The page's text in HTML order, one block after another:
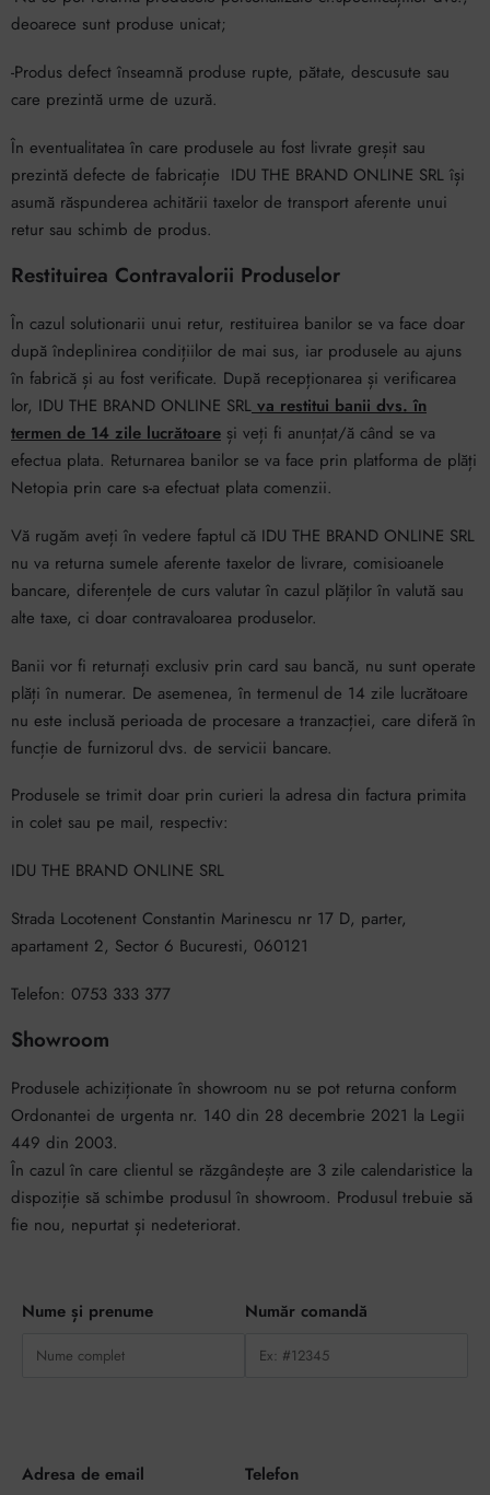
deoarece sunt produse unicat;
-Produs defect înseamnă produse rupte, pătate, descusute sau
care prezintă urme de uzură.
În eventualitatea în care produsele au fost livrate greșit sau
prezintă defecte de fabricație IDU THE BRAND ONLINE SRL își
asumă răspunderea achitării taxelor de transport aferente unui
retur sau schimb de produs.
Restituirea Contravalorii Produselor
În cazul solutionarii unui retur, restituirea banilor se va face doar
după îndeplinirea condițiilor de mai sus, iar produsele au ajuns
în fabrică și au fost verificate. După recepționarea și verificarea
lor, IDU THE BRAND ONLINE SRL va restitui banii dvs. în
termen de 14 zile lucrătoare și veți fi anunțat/ă când se va
efectua plata. Returnarea banilor se va face prin platforma de plăți
Netopia prin care s-a efectuat plata comenzii.
Vă rugăm aveți în vedere faptul că IDU THE BRAND ONLINE SRL
nu va returna sumele aferente taxelor de livrare, comisioanele
bancare, diferențele de curs valutar în cazul plăților în valută sau
alte taxe, ci doar contravaloarea produselor.
Banii vor fi returnați exclusiv prin card sau bancă, nu sunt operate
plăți în numerar. De asemenea, în termenul de 14 zile lucrătoare
nu este inclusă perioada de procesare a tranzacției, care diferă în
funcție de furnizorul dvs. de servicii bancare.
Produsele se trimit doar prin curieri la adresa din factura primita
in colet sau pe mail, respectiv:
IDU THE BRAND ONLINE SRL
Strada Locotenent Constantin Marinescu nr 17 D, parter,
apartament 2, Sector 6 Bucuresti, 060121
Telefon: 0753 333 377
Showroom
Produsele achiziționate în showroom nu se pot returna conform
Ordonantei de urgenta nr. 140 din 28 decembrie 2021 la Legii
449 din 2003.
În cazul în care clientul se răzgândește are 3 zile calendaristice la
dispoziție să schimbe produsul în showroom. Produsul trebuie să
fie nou, nepurtat și nedeteriorat.
Nume și prenume Număr comandă
Adresa de email Telefon